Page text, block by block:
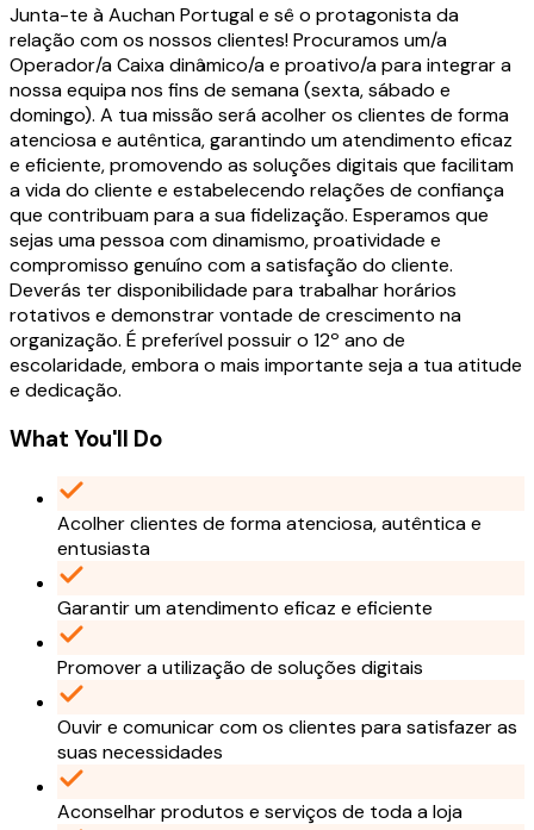
Junta-te à Auchan Portugal e sê o protagonista da
relação com os nossos clientes! Procuramos um/a
Operador/a Caixa dinâmico/a e proativo/a para integrar a
nossa equipa nos fins de semana (sexta, sábado e
domingo). A tua missão será acolher os clientes de forma
atenciosa e autêntica, garantindo um atendimento eficaz
e eficiente, promovendo as soluções digitais que facilitam
a vida do cliente e estabelecendo relações de confiança
que contribuam para a sua fidelização. Esperamos que
sejas uma pessoa com dinamismo, proatividade e
compromisso genuíno com a satisfação do cliente.
Deverás ter disponibilidade para trabalhar horários
rotativos e demonstrar vontade de crescimento na
organização. É preferível possuir o 12º ano de
escolaridade, embora o mais importante seja a tua atitude
e dedicação.
What You'll Do
Acolher clientes de forma atenciosa, autêntica e
entusiasta
Garantir um atendimento eficaz e eficiente
Promover a utilização de soluções digitais
Ouvir e comunicar com os clientes para satisfazer as
suas necessidades
Aconselhar produtos e serviços de toda a loja